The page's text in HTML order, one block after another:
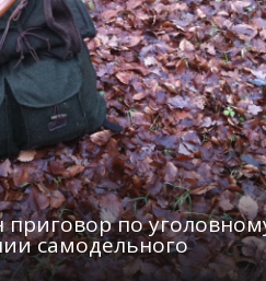
по
самодельного